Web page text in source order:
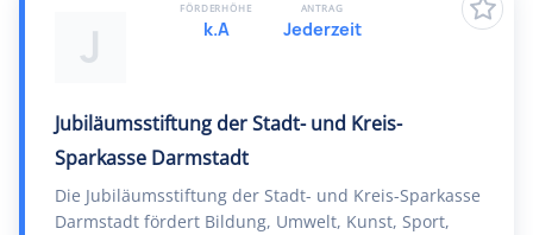
J
Jubiläumsstiftung der Stadt- und Kreis-
Sparkasse Darmstadt
Die Jubiläumsstiftung der Stadt- und Kreis-Sparkasse
Darmstadt fördert Bildung, Umwelt, Kunst, Sport,
FÖRDERHÖHE
k.A
ANTRAG
Jederzeit